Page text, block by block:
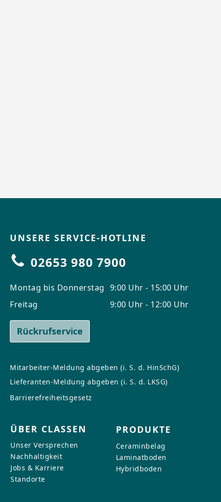
UNSERE SERVICE-HOTLINE
02653 980 7900
Montag bis Donnerstag
Freitag
9:00 Uhr - 15:00 Uhr
9:00 Uhr - 12:00 Uhr
Rückrufservice
Mitarbeiter-Meldung abgeben (i. S. d. HinSchG)
Lieferanten-Meldung abgeben (i. S. d. LKSG)
Barrierefreiheitsgesetz
ÜBER CLASSEN
Unser Versprechen
Nachhaltigkeit
Jobs & Karriere
Standorte
PRODUKTE
Ceraminbelag
Laminatboden
Hybridboden